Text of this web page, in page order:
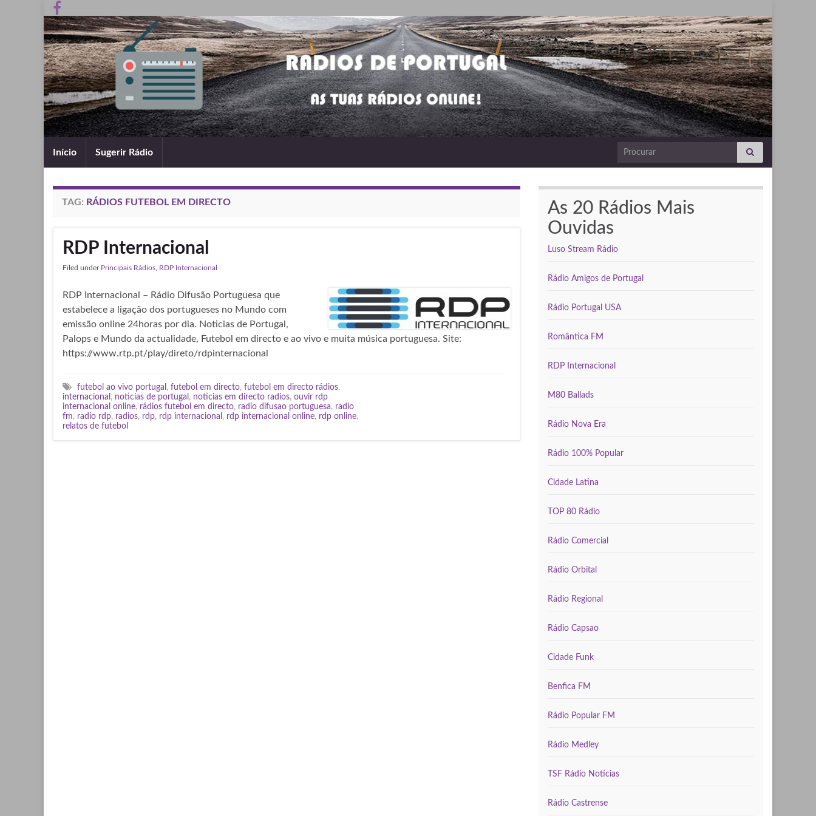
Início Sugerir Rádio Search for:
TAG: RÁDIOS FUTEBOL EM DIRECTO
RDP Internacional
Filed under Principais Rádios RDP Internacional
RDP Internacional – Rádio Difusão Portuguesa que
estabelece a ligação dos portugueses no Mundo com
emissão online 24horas por dia. Noticias de Portugal,
Palops e Mundo da actualidade, Futebol em directo e ao vivo e muita música portuguesa. Site:
https://www.rtp.pt/play/direto/rdpinternacional
futebol ao vivo portugal , futebol em directo, futebol em directo rádios,
internacional , noticias de portugal , noticias em directo radios, ouvir rdp
internacional online, rádios futebol em directo, radio difusao portuguesa, radio
fm, radio rdp, radios, rdp, rdp internacional , rdp internacional online, rdp online,
relatos de futebol
As 20 Rádios Mais
Ouvidas
Luso Stream Rádio
Rádio Amigos de Portugal
Rádio Portugal USA
Romântica FM
RDP Internacional
M80 Ballads
Rádio Nova Era
Rádio 100% Popular
Cidade Latina
TOP 80 Rádio
Rádio Comercial
Rádio Orbital
Rádio Regional
Rádio Capsao
Cidade Funk
Benfica FM
Rádio Popular FM
Rádio Medley
TSF Rádio Notícias
Rádio Castrense